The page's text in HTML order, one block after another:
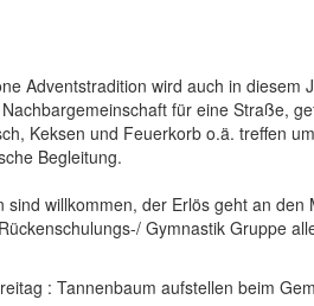
Adventstradition wird auch in
für eine Straße,
Keksen und Feuerkorb o.ä. treffen
Begleitung.
sind willkommen, der Erlös geht an
Gymnastik Gruppe
: Tannenbaum aufstellen beim